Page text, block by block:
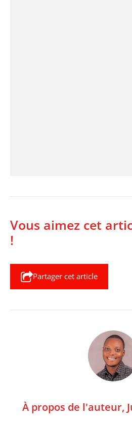
Vous aimez cet
!
Partager cet article
À propos de l'auteur,